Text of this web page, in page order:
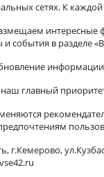
сетях. К
интересные
и события в
главный
г.Кемерово,